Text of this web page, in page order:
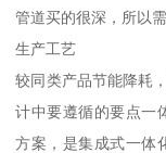
管道买的很深，所以
生产工艺
较同类产品节能降耗
计中要遵循的要点一
方案，是集成式一体